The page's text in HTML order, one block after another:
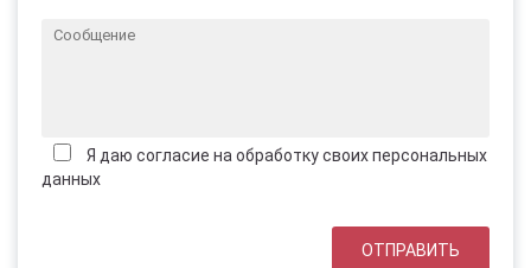
Я даю согласие на обработку своих персональных
данных